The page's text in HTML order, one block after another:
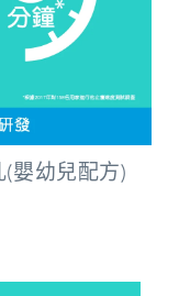
嬰幼兒配方)